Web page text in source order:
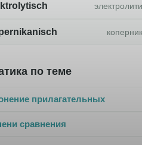
по теме
прилагательных
сравнения